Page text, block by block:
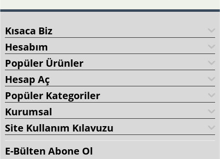
Kısaca Biz
Hesabım
Popüler Ürünler
Hesap Aç
Popüler Kategoriler
Kurumsal
Site Kullanım Kılavuzu
E-Bülten Abone Ol